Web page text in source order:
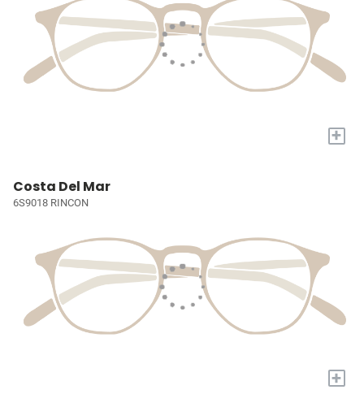
+
Costa Del Mar
6S9018 RINCON
+